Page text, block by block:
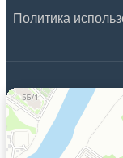
Политика